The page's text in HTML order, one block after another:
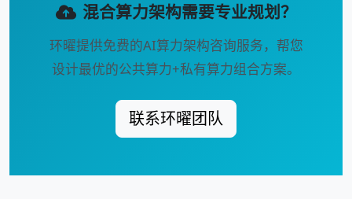
混合算力架构需要专业规划？
环曜提供免费的AI算力架构咨询服务，帮您
设计最优的公共算力+私有算力组合方案。
联系环曜团队